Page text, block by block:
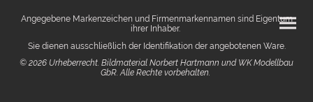
Angegebene Markenzeichen und Firmenmarkennamen sind Eigentum
ihrer Inhaber.
Sie dienen ausschließlich der Identifikation der angebotenen Ware.
© 2026 Urheberrecht. Bildmaterial Norbert Hartmann und WK Modellbau
GbR. Alle Rechte vorbehalten.